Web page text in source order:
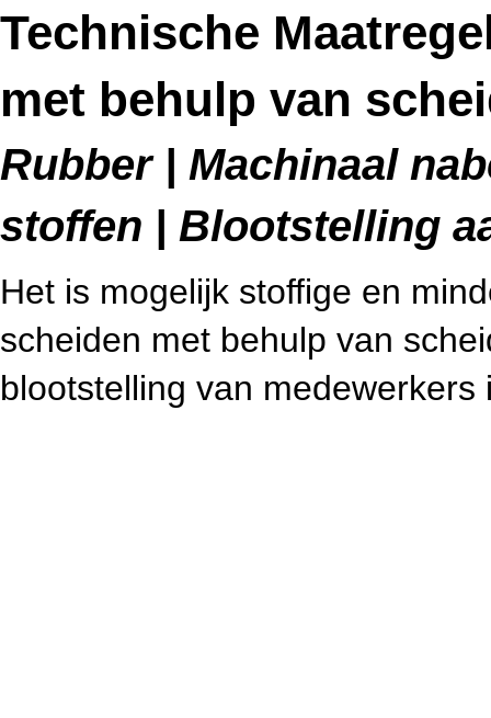
Technische
met behulp van
Rubber | Machinaal
stoffen | Blootstelling
Het is mogelijk stoffige en
scheiden met behulp van
blootstelling van